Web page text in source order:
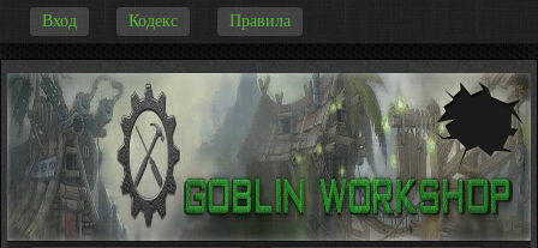
Вход Кодекс Правила